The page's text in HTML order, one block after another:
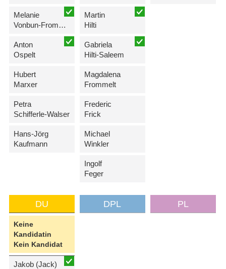
Melanie
Vonbun-Frommelt
Anton
Ospelt
Hubert
Marxer
Petra
Schifferle-Walser
Hans-Jörg
Kaufmann
Martin
Hilti
Gabriela
Hilti-Saleem
Magdalena
Frommelt
Frederic
Frick
Michael
Winkler
Ingolf
Feger
DU
Keine
Kandidatin
Kein Kandidat
Jakob (Jack)
DPL PL